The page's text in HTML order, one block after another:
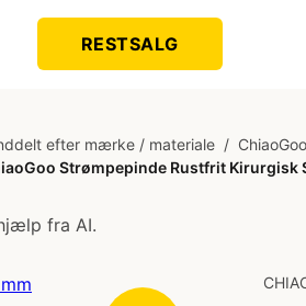
RESTSALG
efter mærke / materiale /
Strømpepinde Rustfrit Kirurgisk
fra AI.